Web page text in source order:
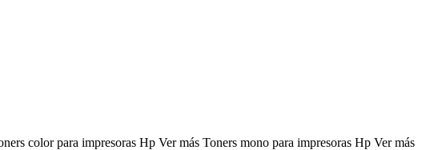
color para impresoras Hp Ver más Toners mono para impresoras Hp Ver más